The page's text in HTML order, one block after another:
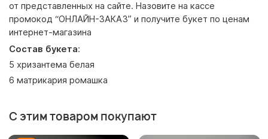
от представленных на сайте. Назовите на кассе
промокод “ОНЛАЙН-ЗАКАЗ” и получите букет по ценам
интернет-магазина
Состав букета:
5 хризантема белая
6 матрикария ромашка
С этим товаром покупают